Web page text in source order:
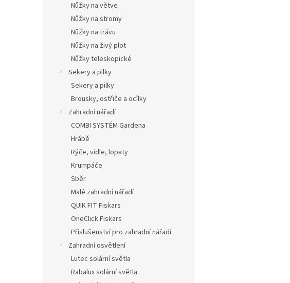
Nůžky na větve
Nůžky na stromy
Nůžky na trávu
Nůžky na živý plot
Nůžky teleskopické
Sekery a pilky
Sekery a pilky
Brousky, ostřiče a ocílky
Zahradní nářadí
COMBI SYSTÉM Gardena
Hrábě
Rýče, vidle, lopaty
Krumpáče
Sběr
Malé zahradní nářadí
QUIK FIT Fiskars
OneClick Fiskars
Příslušenství pro zahradní nářadí
Zahradní osvětlení
Lutec solární světla
Rabalux solární světla